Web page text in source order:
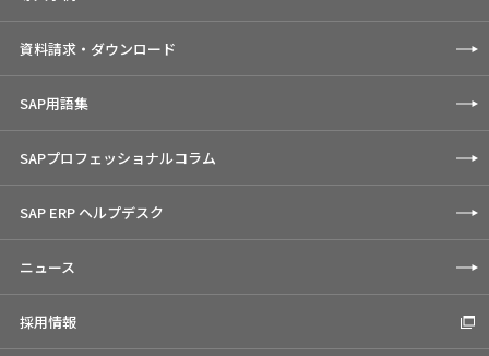
資料請求・ダウンロード
SAP用語集
SAPプロフェッショナルコラム
SAP ERP ヘルプデスク
ニュース
採用情報